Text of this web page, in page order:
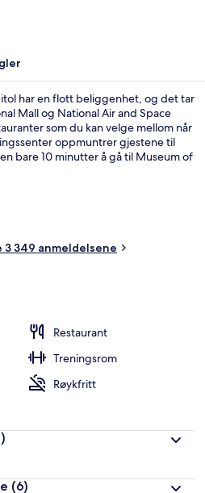
har en flott beliggenhet, og det tar
Mall og National Air and Space
som du kan velge mellom når
oppmuntrer gjestene til
bare 10 minutter å gå til Museum of
i området og fordi det
Det tar 4 minutter å gå til
å gå til Federal Center Station.
3 349 anmeldelsene
Restaurant
Treningsrom
Røykfritt
(6)